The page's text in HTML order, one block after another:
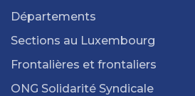
Départements
Sections au Luxembourg
Frontalières et frontaliers
ONG Solidarité Syndicale